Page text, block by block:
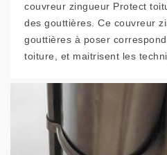
couvreur zingueur Protect
des gouttières. Ce couvreur
gouttières à poser
toiture, et maitrisent les